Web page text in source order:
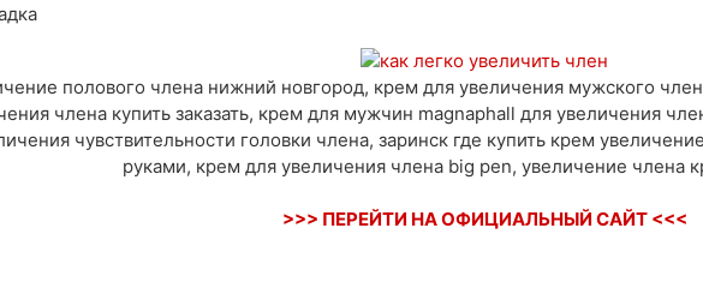
полового члена нижний новгород, крем для увеличения мужского
члена купить заказать, крем для мужчин magnaphall для увеличения
чувствительности головки члена, заринск где купить крем
руками, крем для увеличения члена big pen, увеличение члена
>>> ПЕРЕЙТИ НА ОФИЦИАЛЬНЫЙ САЙТ <<<